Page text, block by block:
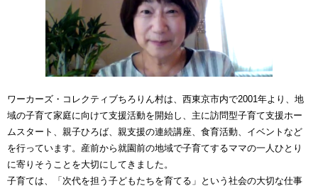
ワーカーズ・コレクティブちろりん村は、西東京市内で2001年より、地
域の子育て家庭に向けて支援活動を開始し、主に訪問型子育て支援ホー
ムスタート、親子ひろば、親支援の連続講座、食育活動、イベントなど
を行っています。産前から就園前の地域で子育てするママの一人ひとり
に寄りそうことを大切にしてきました。
子育ては、「次代を担う子どもたちを育てる」という社会の大切な仕事